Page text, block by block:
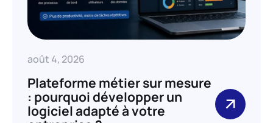
août 4, 2026
Plateforme métier sur mesure
: pourquoi développer un
logiciel adapté à votre